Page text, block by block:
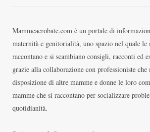
Mammeacrobate.com è un portale di
maternità e genitorialità, uno spazio nel quale le
raccontano e si scambiano consigli, racconti ed
grazie alla collaborazione con professioniste che
disposizione di altre mamme e donne le loro
mamme che si raccontano per socializzare
quotidianità.